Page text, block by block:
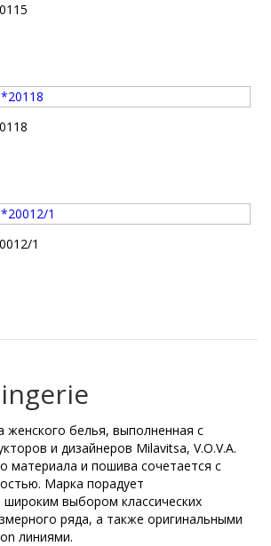
1
женского белья, выполненная с
и дизайнеров Milavitsa, V.O.V.A.
материала и пошива сочетается с
Марка порадует
широким выбором классических
ряда, а также оригинальными
линиями.